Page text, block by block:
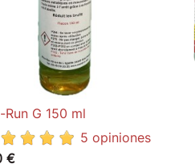
 Quick view
Run G 150 ml
5 opiniones
€